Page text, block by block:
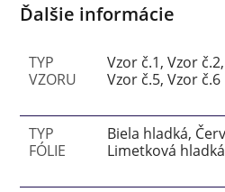
Ďalšie informácie
TYP
VZORU
Vzor č.1, Vzor
Vzor č.5, Vzor č.6
TYP
FÓLIE
Biela hladká,
Limetková